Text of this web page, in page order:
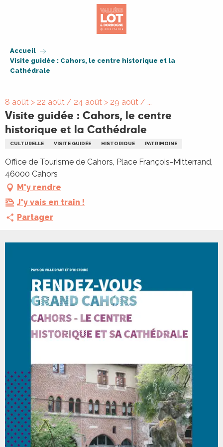
Accueil
Visite guidée : Cahors, le centre historique et la
Cathédrale
8 août > 22 août / 24 août > 29 août / ...
Visite guidée : Cahors, le centre
historique et la Cathédrale
CULTURELLE VISITE GUIDÉE HISTORIQUE PATRIMOINE
Office de Tourisme de Cahors, Place François-Mitterrand,
46000 Cahors
M'y rendre
J'y vais en train !
Partager